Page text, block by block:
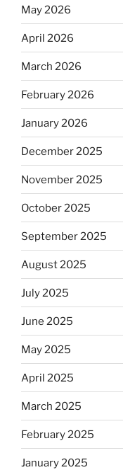
May 2026
April 2026
March 2026
February 2026
January 2026
December 2025
November 2025
October 2025
September 2025
August 2025
July 2025
June 2025
May 2025
April 2025
March 2025
February 2025
January 2025